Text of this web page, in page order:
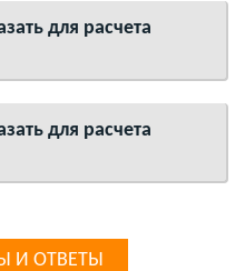
для расчета
для расчета
И ОТВЕТЫ